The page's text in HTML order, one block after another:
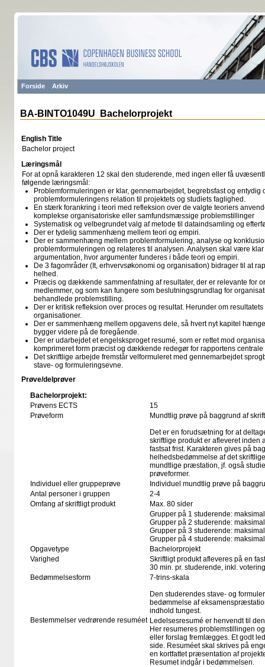
Forside Arkiv
BA-BINTO1049U Bachelorprojekt
English Title
Bachelor project
Læringsmål
For at opnå karakteren 12 skal den studerende, med ingen eller få
følgende læringsmål:
Problemformuleringen er klar, gennemarbejdet, begrebsfast og entydig
problemformuleringens relation til projektets og studiets faglighed.
En stærk forankring i teori med refleksion over de valgte teoriers
komplekse organisatoriske eller samfundsmæssige problemstillinger
Systematisk og velbegrundet valg af metode til dataindsamling og
Der er tydelig sammenhæng mellem teori og empiri.
Der er sammenhæng mellem problemformulering, analyse og
problemformuleringen og relateres til analysen. Analysen skal være
argumentation, hvor argumenter funderes i både teori og empiri.
De 3 fagområder (It, erhvervsøkonomi og organisation) bidrager til at
helhed.
Præcis og dækkende sammenfatning af resultater, der er relevante for
medlemmer, og som kan fungere som beslutningsgrundlag for
behandlede problemstilling.
Der er kritisk refleksion over proces og resultat. Herunder om
organisationer.
Der er sammenhæng mellem opgavens dele, så hvert nyt kapitel
bygger videre på de foregående.
Der er udarbejdet et engelsksproget resumé, som er rettet mod
komprimeret form præcist og dækkende redegør for rapportens centrale
Det skriftlige arbejde fremstår velformuleret med gennemarbejdet
stave- og formuleringsevne.
Prøve/delprøver
Bachelorprojekt:
Prøvens ECTS
15
Prøveform
Mundtlig prøve på baggrund af
Det er en forudsætning for at
skriftlige produkt er afleveret inden
fastsat frist. Karakteren gives på
helhedsbedømmelse af det
mundtlige præstation, jf. også
prøveformer.
Individuel eller gruppeprøve
Individuel mundtlig prøve på
Antal personer i gruppen
2-4
Omfang af skriftligt produkt
Max. 80 sider
Grupper på 1 studerende:
Grupper på 2 studerende:
Grupper på 3 studerende:
Grupper på 4 studerende:
Opgavetype
Bachelorprojekt
Varighed
Skriftligt produkt afleveres på en
30 min. pr. studerende, inkl.
Bedømmelsesform
7-trins-skala
Den studerendes stave- og
bedømmelse af
indhold tungest.
Bestemmelser vedrørende resuméet Ledelsesresumé er henvendt til
Her resumeres problemstillingen
eller forslag fremlægges. Et godt
side. Resuméet skal skrives på
en kortfattet præsentation af
Resumet indgår i bedømmelsen.